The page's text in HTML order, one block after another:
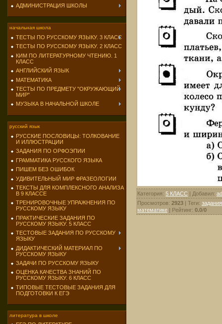
АДМИНИСТРАЦИЯ ШКОЛЫ
начальная школа
ТЕСТЫ ПО РУССКОМУ ЯЗЫКУ. 3 КЛАСС
ТЕСТЫ ПО РУССКОМУ ЯЗЫКУ. 2 КЛАСС
КИМ ПО ЛИТЕРАТУРНОМУ ЧТЕНИЮ. 1
КЛАСС
АНГЛИЙСКИЙ ЯЗЫК
МАТЕМАТИКА
ТЕСТЫ ПО ПРЕДМЕТУ "ОКРУЖАЮЩИЙ
МИР"
МУЗЫКА В НАЧАЛЬНОЙ ШКОЛЕ
русский язык
РУССКИЕ ПОСЛОВИЦЫ: ТОЛКОВАНИЕ
И ИЛЛЮСТРАЦИИ
ЗАДАНИЯ ПО ОРФОЭПИИ
ГРАММАТИКА РУССКОГО ЯЗЫКА
ПИШЕМ БЕЗ ОШИБОК
УДИВИТЕЛЬНЫЙ МИР ФРАЗЕОЛОГИИ
ТЕКСТЫ ДЛЯ КОМПЛЕКСНОГО АНАЛИЗА
В 9 КЛАССЕ
ТРЕНИРОВОЧНЫЕ УПРАЖНЕНИЯ ПО
РУССКОМУ ЯЗЫКУ
ПРАКТИЧЕСКИЕ ЗАДАНИЯ ПО
РУССКОМУ ЯЗЫКУ. 5 КЛАСС
ТЕСТОВЫЕ ЗАДАНИЯ ПО РУССКОМУ
ЯЗЫКУ
ДИДАКТИЧЕСКИЙ МАТЕРИАЛ ПО
РУССКОМУ ЯЗЫКУ
ЗАДАЧИ ПО РУССКОМУ ЯЗЫКУ
ОЦЕНКА КАЧЕСТВА ЗНАНИЙ ПО
РУССКОМУ ЯЗЫКУ. 6 КЛАСС
ТИПОВЫЕ ТЕСТОВЫЕ ЗАДАНИЯ ДЛЯ
ПОДГОТОВКИ К ЕГЭ
литература в школе
Категория: 5 КЛАСС | Добавил:
Просмотров: 2923 | Теги:
математике | Рейтинг: 0.0/0